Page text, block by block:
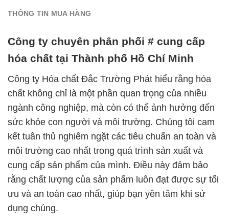
THÔNG TIN MUA HÀNG
Công ty chuyên phân phối # cung cấp
hóa chất tại Thành phố Hồ Chí Minh
Công ty Hóa chất Đắc Trường Phát hiểu rằng hóa
chất không chỉ là một phần quan trọng của nhiều
ngành công nghiệp, mà còn có thể ảnh hưởng đến
sức khỏe con người và môi trường. Chúng tôi cam
kết tuân thủ nghiêm ngặt các tiêu chuẩn an toàn và
môi trường cao nhất trong quá trình sản xuất và
cung cấp sản phẩm của mình. Điều này đảm bảo
rằng chất lượng của sản phẩm luôn đạt được sự tối
ưu và an toàn cao nhất, giúp bạn yên tâm khi sử
dụng chúng.